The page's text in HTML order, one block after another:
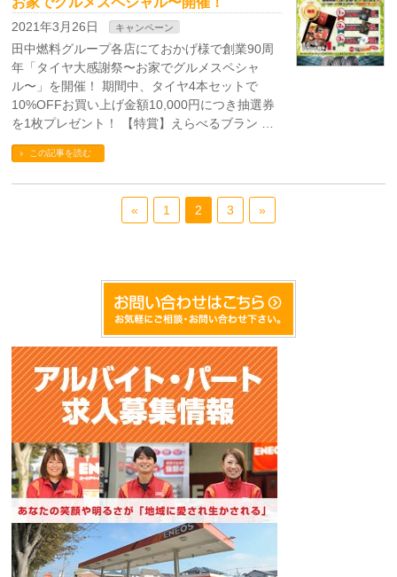
2021年3月26日 キャンペーン
田中燃料グループ各店にておかげ様で創業90周
年「タイヤ大感謝祭〜お家でグルメスペシャ
ル〜」を開催！ 期間中、タイヤ4本セットで
10%OFFお買い上げ金額10,000円につき抽選券
を1枚プレゼント！ 【特賞】えらべるブラン …
この記事を読む
« 1 2 3 »